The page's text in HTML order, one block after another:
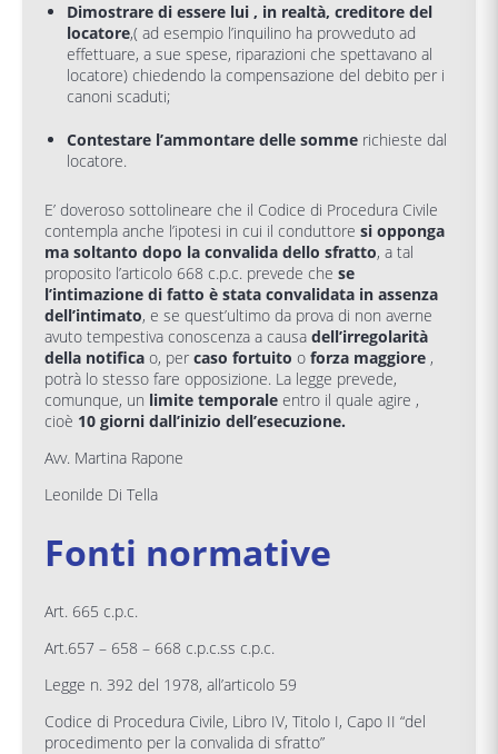
Dimostrare di essere lui , in realtà, creditore del
locatore,( ad esempio l’inquilino ha provveduto ad
effettuare, a sue spese, riparazioni che spettavano al
locatore) chiedendo la compensazione del debito per i
canoni scaduti;
Contestare l’ammontare delle somme richieste dal
locatore.
E’ doveroso sottolineare che il Codice di Procedura Civile
contempla anche l’ipotesi in cui il conduttore si opponga
ma soltanto dopo la convalida dello sfratto, a tal
proposito l’articolo 668 c.p.c. prevede che se
l’intimazione di fatto è stata convalidata in assenza
dell’intimato, e se quest’ultimo da prova di non averne
avuto tempestiva conoscenza a causa dell’irregolarità
della notifica o, per caso fortuito o forza maggiore ,
potrà lo stesso fare opposizione. La legge prevede,
comunque, un limite temporale entro il quale agire ,
cioè 10 giorni dall’inizio dell’esecuzione.
Avv. Martina Rapone
Leonilde Di Tella
Fonti normative
Art. 665 c.p.c.
Art.657 – 658 – 668 c.p.c.ss c.p.c.
Legge n. 392 del 1978, all’articolo 59
Codice di Procedura Civile, Libro IV, Titolo I, Capo II “del
procedimento per la convalida di sfratto”